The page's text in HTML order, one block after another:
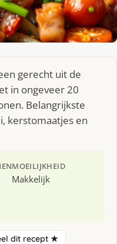
gerecht uit de
in ongeveer 20
Belangrijkste
kerstomaatjes en
MOEILIJKHEID
Makkelijk
dit recept ★